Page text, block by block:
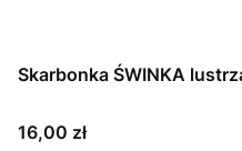
Skarbonka ŚWINKA
Cena
16,00 zł